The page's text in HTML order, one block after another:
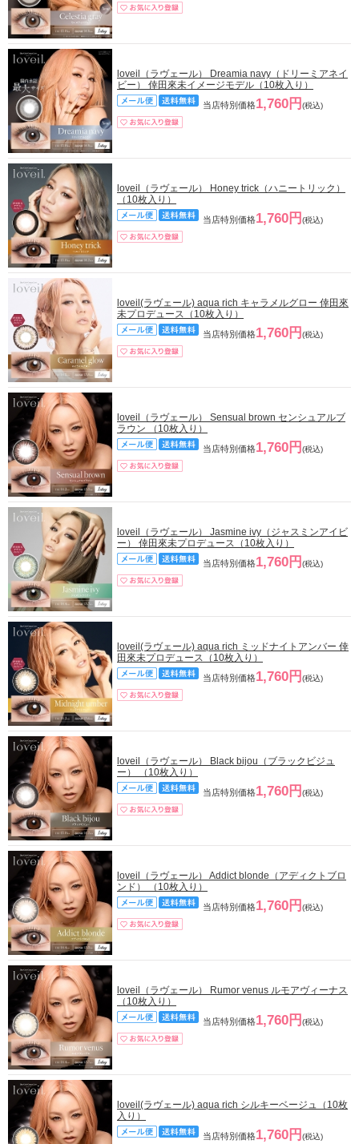
loveil（ラヴェール） Dreamia navy（ドリーミアネイ
ビー） 倖田來未イメージモデル（10枚入り）
当店特別価格1,760円 (税込)
loveil（ラヴェール） Honey trick（ハニートリック）
（10枚入り）
当店特別価格1,760円 (税込)
loveil(ラヴェール) aqua rich キャラメルグロー 倖田來
未プロデュース（10枚入り）
当店特別価格1,760円 (税込)
loveil（ラヴェール） Sensual brown センシュアルブ
ラウン （10枚入り）
当店特別価格1,760円 (税込)
loveil（ラヴェール） Jasmine ivy（ジャスミンアイビ
ー） 倖田來未プロデュース（10枚入り）
当店特別価格1,760円 (税込)
loveil(ラヴェール) aqua rich ミッドナイトアンバー 倖
田來未プロデュース（10枚入り）
当店特別価格1,760円 (税込)
loveil（ラヴェール） Black bijou（ブラックビジュ
ー） （10枚入り）
当店特別価格1,760円 (税込)
loveil（ラヴェール） Addict blonde（アディクトブロ
ンド） （10枚入り）
当店特別価格1,760円 (税込)
loveil（ラヴェール） Rumor venus ルモアヴィーナス
（10枚入り）
当店特別価格1,760円 (税込)
loveil(ラヴェール) aqua rich シルキーベージュ（10枚
入り）
当店特別価格1,760円 (税込)